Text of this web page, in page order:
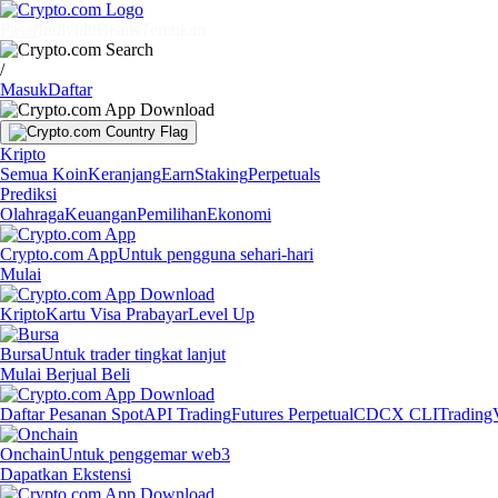
/
MasukDaftar
Kripto
Semua KoinKeranjangEarnStakingPerpetuals
Prediksi
OlahragaKeuanganPemilihanEkonomi
Crypto.com AppUntuk pengguna sehari-hari
Mulai
KriptoKartu Visa PrabayarLevel Up
BursaUntuk trader tingkat lanjut
Mulai Berjual Beli
Daftar Pesanan SpotAPI TradingFutures PerpetualCDCX CLI
OnchainUntuk penggemar web3
Dapatkan Ekstensi